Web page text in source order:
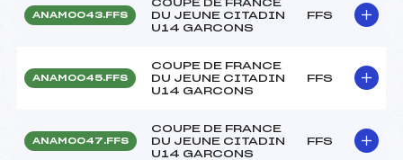
ANAM0043.FFS
COUPE DE FRANCE
DU JEUNE CITADIN
U14 GARCONS
FFS
ANAM0045.FFS
COUPE DE FRANCE
DU JEUNE CITADIN
U14 GARCONS
FFS
ANAM0047.FFS
COUPE DE FRANCE
DU JEUNE CITADIN
U14 GARCONS
FFS